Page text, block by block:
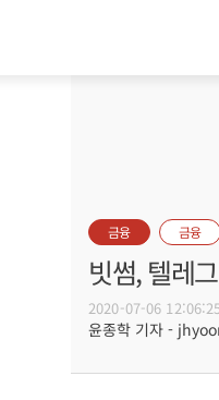
금융 금융
빗썸, 텔레
2020-07-06
윤종학 기자 -